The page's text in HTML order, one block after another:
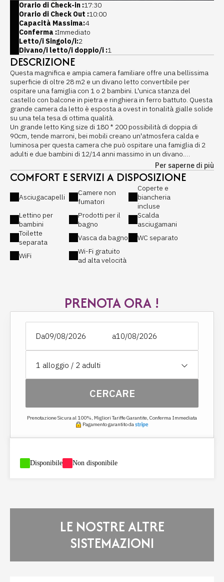
Orario di Check-in :17:30
Orario di Check Out :10:00
Capacità Massima:4
Conferma :Immediato
Letto/i Singolo/i:2
Divano/i letto/i doppio/i :1
DESCRIZIONE
Questa magnifica e ampia camera familiare offre una bellissima
superficie di oltre 28 m2 e un divano letto convertibile per
ospitare una famiglia con 1 o 2 bambini. L'unica stanza del
castello con balcone in pietra e ringhiera in ferro battuto. Questa
grande camera da letto è esposta a ovest in tonalità gialle solide
su una tela tesa di ottima qualità.
Un grande letto King size di 180 * 200 possibilità di doppia di
90cm, tende marroni, bei mobili creano un'atmosfera calda e
luminosa per questa camera che può ospitare una famiglia di 2
adulti e due bambini di 12/14 anni massimo in un divano.
È molto richiesto per il suo comfort, il suo spazio e il suo lato
sereno aperto a questo balcone ...
Spazio ideale per ricaricare le batterie e rilassarsi in pace in
Cameretta con letto King size 180 × 200, possibilità di letti
separati in due gemelli da 90 cm ciascuno su richiesta.
Attrezzature:
- Letto King Size di 180 o letti gemelli di 90
Materasso Springto Dynamic 4 * di Thiriez, marchio francese
- Soggiorno con divano
- Tavolino da salotto
- Guardaroba
- Lavabo
- Specchio cosmetico
- Scaldasalviette elettrico in ogni bagno
- Accappatoi e asciugamani
- Prodotti di benvenuto e set per l'igiene gratuiti
- WC e bidet separati
Per saperne di più
COMFORT E SERVIZI A DISPOSIZIONE
Asciugacapelli
Camere non
fumatori
Coperte e
biancheria
incluse
Lettino per
bambini
Prodotti per il
bagno
Scalda
asciugamani
Toilette
separata
Vasca da bagno
WC separato
WiFi
Wi-Fi gratuito
ad alta velocità
PRENOTA ORA !
Da a
1 alloggio / 2 adulti
CERCARE
Prenotazione Sicura al 100%, Migliori Tariffe Garantite, Conferma Immediata
Pagamento garantito da
Disponibile Non disponibile
LE NOSTRE ALTRE
SISTEMAZIONI